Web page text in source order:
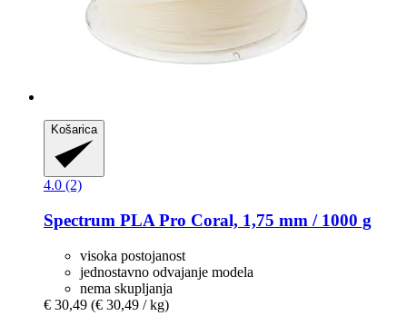
Košarica
4.0 (2)
Spectrum PLA Pro Coral, 1,75 mm / 1000 g
visoka postojanost
jednostavno odvajanje modela
nema skupljanja
€ 30,49 (€ 30,49 / kg)